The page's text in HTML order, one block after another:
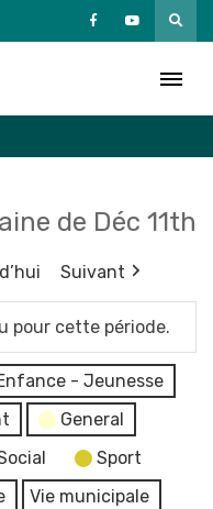
de Déc 11th
Suivant
pour cette période.
- Jeunesse
General
Sport
Vie municipale